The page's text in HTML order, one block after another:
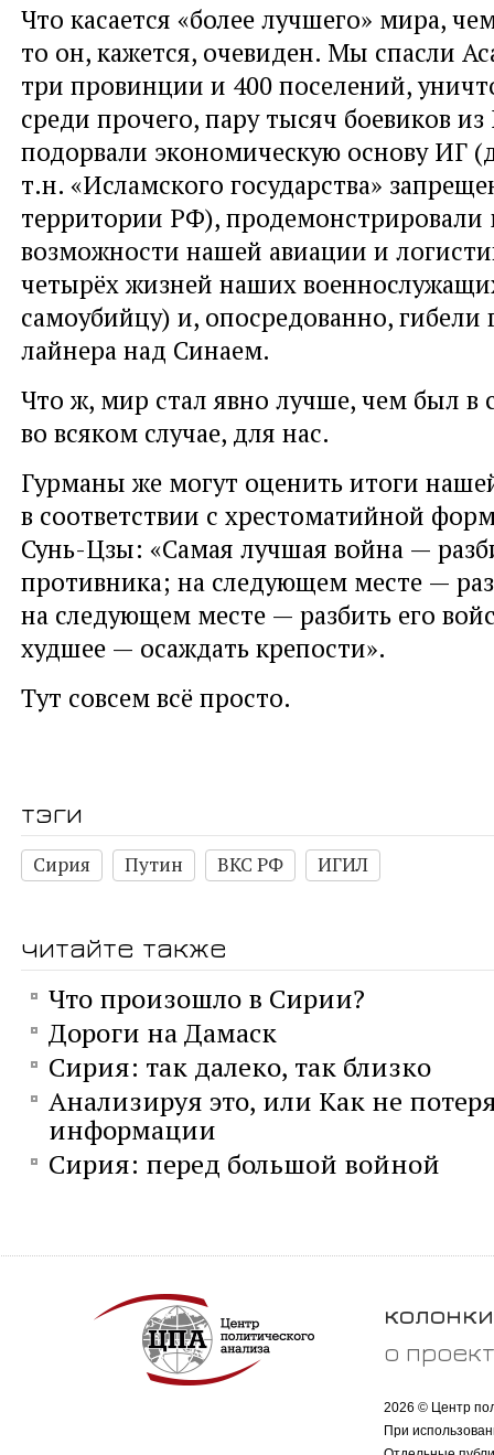
Что касается «более лучшего» мира,
то он, кажется, очевиден. Мы спасли
три провинции и 400 поселений,
среди прочего, пару тысяч боевиков из
подорвали экономическую основу ИГ
т.н. «Исламского государства»
территории РФ), продемонстрировали
возможности нашей авиации и
четырёх жизней наших
самоубийцу) и, опосредованно, гибели
лайнера над Синаем.
Что ж, мир стал явно лучше, чем был в
во всяком случае, для нас.
Гурманы же могут оценить итоги
в соответствии с хрестоматийной
Сунь-Цзы: «Самая лучшая война —
противника; на следующем месте —
на следующем месте — разбить его
худшее — осаждать крепости».
Тут совсем всё просто.
тэги
Сирия Путин ВКС РФ ИГИЛ
читайте также
Что произошло в Сирии?
Дороги на Дамаск
Сирия: так далеко, так близко
Анализируя это, или Как не
информации
Сирия: перед большой войной
колонки
о
2026 © Центр
При